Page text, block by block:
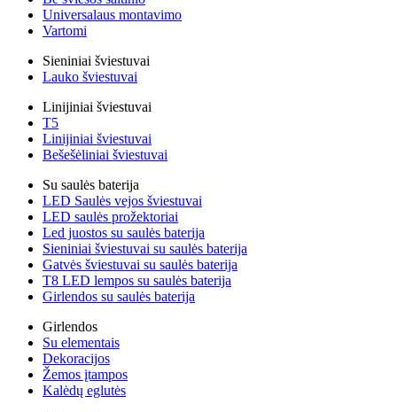
Universalaus montavimo
Vartomi
Sieniniai šviestuvai
Lauko šviestuvai
Linijiniai šviestuvai
T5
Linijiniai šviestuvai
Bešešėliniai šviestuvai
Su saulės baterija
LED Saulės vejos šviestuvai
LED saulės prožektoriai
Led juostos su saulės baterija
Sieniniai šviestuvai su saulės baterija
Gatvės šviestuvai su saulės baterija
T8 LED lempos su saulės baterija
Girlendos su saulės baterija
Girlendos
Su elementais
Dekoracijos
Žemos įtampos
Kalėdų eglutės